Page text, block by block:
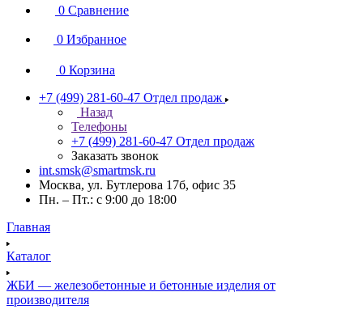
0 Сравнение
0 Избранное
0 Корзина
+7 (499) 281-60-47 Отдел продаж
Назад
Телефоны
+7 (499) 281-60-47 Отдел продаж
Заказать звонок
int.smsk@smartmsk.ru
Москва, ул. Бутлерова 17б, офис 35
Пн. – Пт.: с 9:00 до 18:00
Главная
Каталог
ЖБИ — железобетонные и бетонные изделия от
производителя